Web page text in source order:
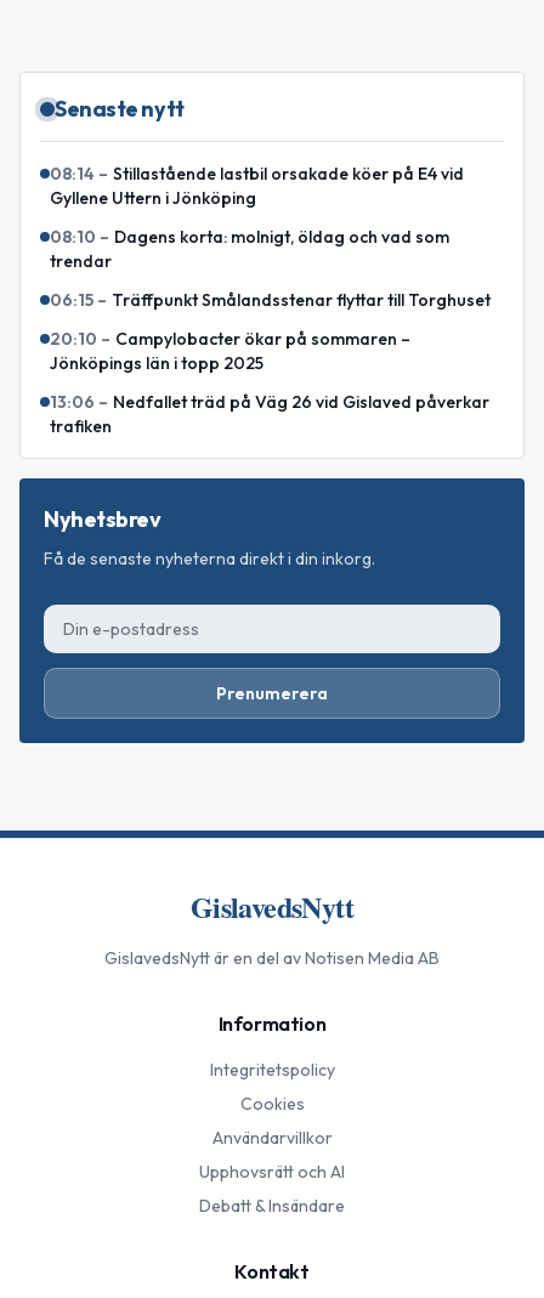
Senaste nytt
08:14 – Stillastående lastbil orsakade köer på E4 vid
Gyllene Uttern i Jönköping
08:10 – Dagens korta: molnigt, öldag och vad som
trendar
06:15 – Träffpunkt Smålandsstenar flyttar till Torghuset
20:10 – Campylobacter ökar på sommaren –
Jönköpings län i topp 2025
13:06 – Nedfallet träd på Väg 26 vid Gislaved påverkar
trafiken
Nyhetsbrev
Få de senaste nyheterna direkt i din inkorg.
Prenumerera
GislavedsNytt
GislavedsNyttär en del av Notisen Media AB
Information
Integritetspolicy
Cookies
Användarvillkor
Upphovsrätt och AI
Debatt & Insändare
Kontakt